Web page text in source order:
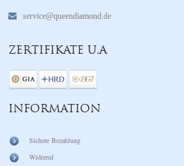
service@queendiamond.de
ZERTIFIKATE U.A
INFORMATION
Sichere Bezahlung
Widerruf